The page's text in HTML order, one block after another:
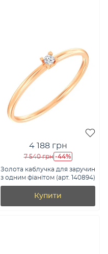
4 188 грн
7 540 грн -44%
Золота каблучка для заручин
з одним фіанітом (арт. 140894)
Купити